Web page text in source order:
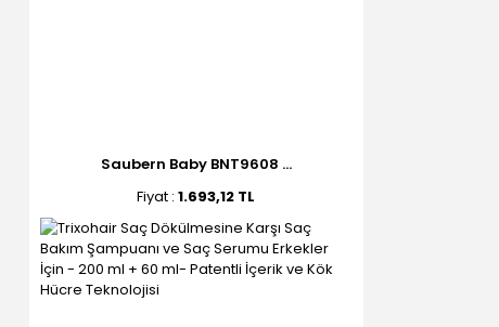
Saubern Baby BNT9608 ...
Fiyat :1.693,12 TL